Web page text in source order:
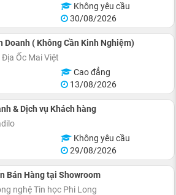
Không yêu cầu
30/08/2026
Doanh ( Không Cần Kinh Nghiệm)
Ốc Mai Việt
Cao đẳng
13/08/2026
& Dịch vụ Khách hàng
Không yêu cầu
29/08/2026
Bán Hàng tại Showroom
nghệ Tin học Phi Long